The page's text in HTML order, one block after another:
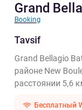
Grand
Booking
Tavsif
Grand Bellagio
районе New
расстоянии 5,6
Бесплатный